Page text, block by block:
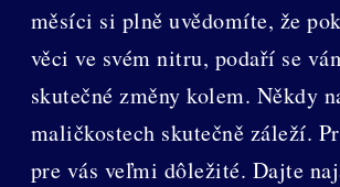
měsíci si plně uvědomíte, že
věci ve svém nitru, podaří se
skutečné změny kolem. Někdy
maličkostech skutečně záleží.
pre vás veľmi dôležité. Dajte